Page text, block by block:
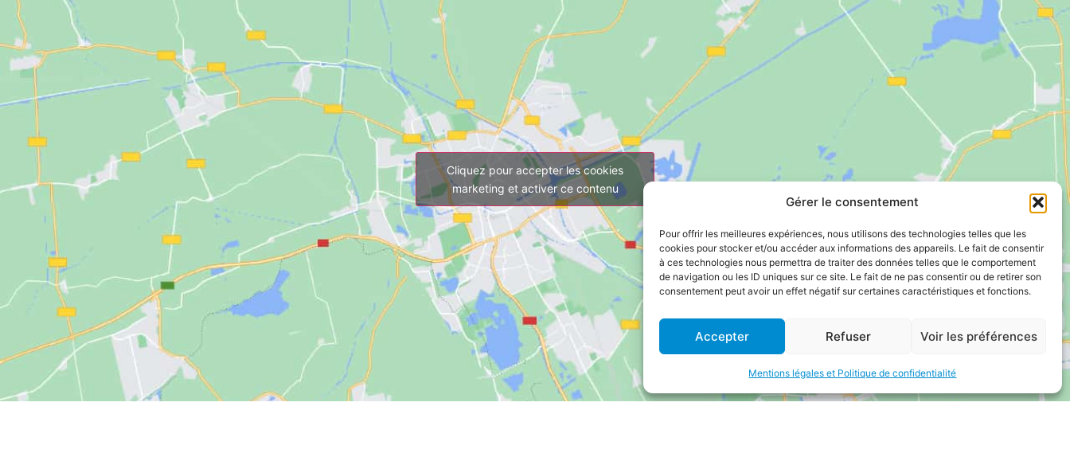
Gérer le consentement
Pour offrir les meilleures expériences, nous utilisons des technologies telles que les
cookies pour stocker et/ou accéder aux informations des appareils. Le fait de consentir
à ces technologies nous permettra de traiter des données telles que le comportement
de navigation ou les ID uniques sur ce site. Le fait de ne pas consentir ou de retirer son
consentement peut avoir un effet négatif sur certaines caractéristiques et fonctions.
Accepter Refuser Voir les préférences
Mentions légales et Politique de confidentialité
Cliquez pour accepter les cookies
marketing et activer ce contenu